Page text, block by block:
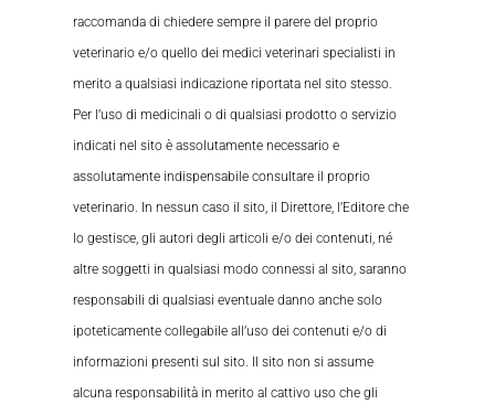
raccomanda di chiedere sempre il parere del proprio
veterinario e/o quello dei medici veterinari specialisti in
merito a qualsiasi indicazione riportata nel sito stesso.
Per l’uso di medicinali o di qualsiasi prodotto o servizio
indicati nel sito è assolutamente necessario e
assolutamente indispensabile consultare il proprio
veterinario. In nessun caso il sito, il Direttore, l’Editore che
lo gestisce, gli autori degli articoli e/o dei contenuti, né
altre soggetti in qualsiasi modo connessi al sito, saranno
responsabili di qualsiasi eventuale danno anche solo
ipoteticamente collegabile all’uso dei contenuti e/o di
informazioni presenti sul sito. Il sito non si assume
alcuna responsabilità in merito al cattivo uso che gli